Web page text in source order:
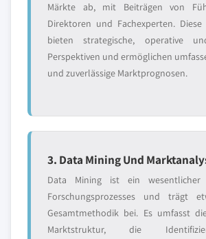
Märkte ab, mit Beiträgen von
Direktoren und Fachexperten.
bieten strategische, operative
Perspektiven und ermöglichen
und zuverlässige Marktprognosen.
3. Data Mining Und
Data Mining ist ein wesentlicher
Forschungsprozesses und trägt
Gesamtmethodik bei. Es umfasst
Marktstruktur, die